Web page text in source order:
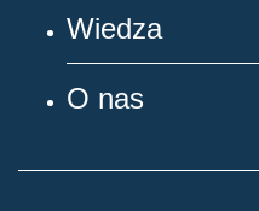
Wiedza
O nas